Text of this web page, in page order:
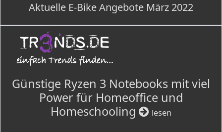
Aktuelle E-Bike Angebote März 2022
Günstige Ryzen 3 Notebooks mit viel
Power für Homeoffice und
Homeschooling
lesen